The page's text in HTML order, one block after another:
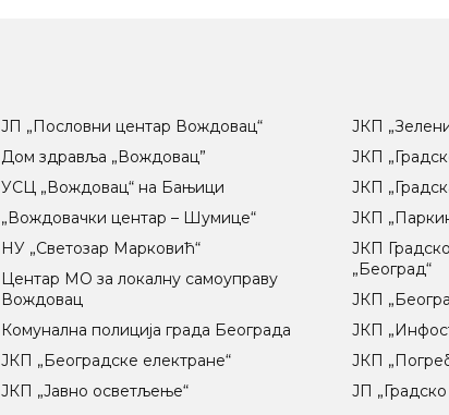
ЈП „Пословни центар Вождовац“
Дом здравља „Вождовац”
УСЦ „Вождовац“ на Бањици
„Вождовачки центар – Шумице“
НУ „Светозар Марковић“
Центар МO за локалну самоуправу
Вождовац
Комунална полиција града Београда
ЈКП „Београдске електране“
ЈКП „Јавно осветљење“
ЈКП
ЈКП
ЈКП
ЈКП
ЈКП
„Београд“
ЈКП
ЈКП
ЈКП
ЈП